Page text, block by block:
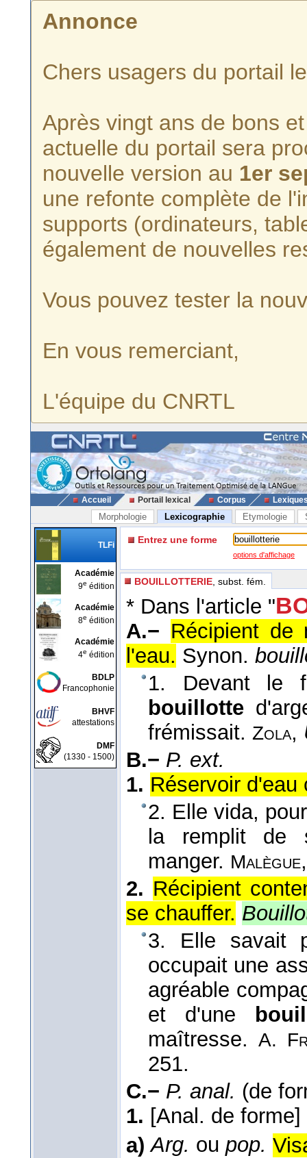
Annonce
Chers usagers du portail
Après vingt ans de bons
actuelle du portail sera
nouvelle version au 1er
une refonte complète de
supports (ordinateurs,
également de nouvelles
Vous pouvez tester la
En vous remerciant,
L'équipe du CNRTL
Accueil Portail lexical Corpus
Morphologie Lexicographie Etymologie
TLFi
Académie
9e édition
Académie
8e édition
Académie
4e édition
BDLP
Francophonie
BHVF
attestations
DMF
(1330 - 1500)
Entrez une forme
options d'affichage
BOUILLOTTERIE , subst. fém.
* Dans l'article "
A.− Récipient de
l'eau. Synon.
1. Devant le
bouillotte
frémissait. Zola,
B.− P. ext.
1. Réservoir
2. Elle vida,
la remplit de
manger. Malègue
2. Récipient
se chauffer.
3. Elle savait
occupait une
agréable
et d'une
maîtresse.A.
251.
C.− P. anal. (de
1. [Anal. de forme]
a) Arg. ou pop.